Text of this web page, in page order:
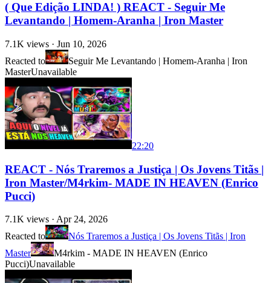
( Que Edição LINDA! ) REACT - Seguir Me
Levantando | Homem-Aranha | Iron Master
7.1K views · Jun 10, 2026
Reacted to
Seguir Me Levantando | Homem-Aranha | Iron
MasterUnavailable
22:20
REACT - Nós Traremos a Justiça | Os Jovens Titãs |
Iron Master/M4rkim- MADE IN HEAVEN (Enrico
Pucci)
7.1K views · Apr 24, 2026
Reacted to
Nós Traremos a Justiça | Os Jovens Titãs | Iron
Master
M4rkim - MADE IN HEAVEN (Enrico
Pucci)Unavailable